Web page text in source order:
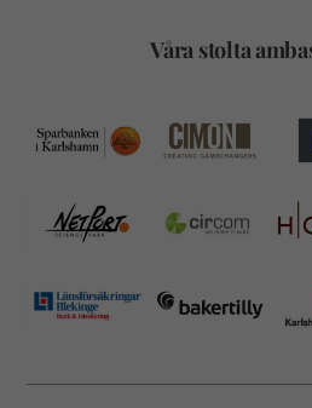
Våra stolta